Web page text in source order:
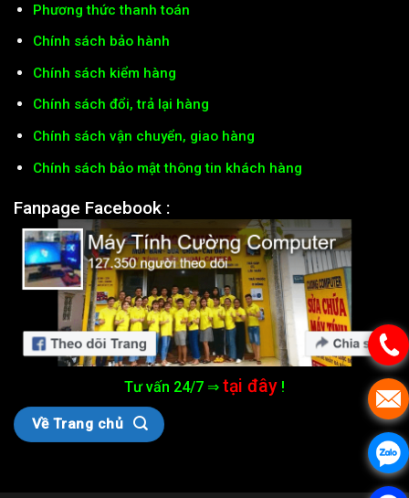
Phương thức thanh toán
Chính sách bảo hành
Chính sách kiểm hàng
Chính sách đổi, trả lại hàng
Chính sách vận chuyển, giao hàng
Chính sách bảo mật thông tin khách hàng
Fanpage Facebook :
Tư vấn 24/7 ⇒ tại đây !
Về Trang chủ